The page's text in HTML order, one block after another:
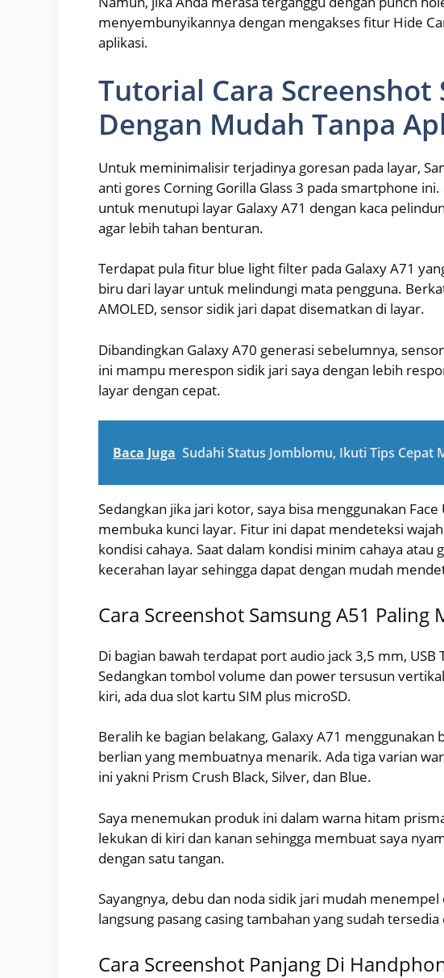
menyembunyikannya dengan mengakses fitur Hide
aplikasi.
Tutorial Cara Screenshot
Dengan Mudah Tanpa
Untuk meminimalisir terjadinya goresan pada layar,
anti gores Corning Gorilla Glass 3 pada smartphone
untuk menutupi layar Galaxy A71 dengan kaca
agar lebih tahan benturan.
Terdapat pula fitur blue light filter pada Galaxy A71
biru dari layar untuk melindungi mata pengguna.
AMOLED, sensor sidik jari dapat disematkan di layar.
Dibandingkan Galaxy A70 generasi sebelumnya,
ini mampu merespon sidik jari saya dengan lebih
layar dengan cepat.
Baca Juga Sudahi Status Jomblomu, Ikuti Tips Cepat
Sedangkan jika jari kotor, saya bisa menggunakan
membuka kunci layar. Fitur ini dapat mendeteksi
kondisi cahaya. Saat dalam kondisi minim cahaya atau
kecerahan layar sehingga dapat dengan mudah
Cara Screenshot Samsung A51 Paling
Di bagian bawah terdapat port audio jack 3,5 mm, USB
Sedangkan tombol volume dan power tersusun
kiri, ada dua slot kartu SIM plus microSD.
Beralih ke bagian belakang, Galaxy A71
berlian yang membuatnya menarik. Ada tiga varian
ini yakni Prism Crush Black, Silver, dan Blue.
Saya menemukan produk ini dalam warna hitam
lekukan di kiri dan kanan sehingga membuat saya
dengan satu tangan.
Sayangnya, debu dan noda sidik jari mudah
langsung pasang casing tambahan yang sudah
Cara Screenshot Panjang Di